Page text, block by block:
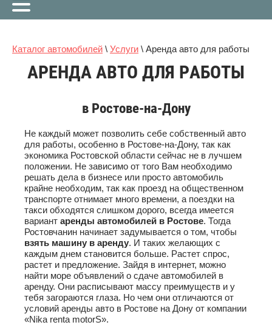
Каталог автомобилей \ Услуги \ Аренда авто для работы
АРЕНДА АВТО ДЛЯ РАБОТЫ
в Ростове-на-Дону
Не каждый может позволить себе собственный авто
для работы, особенно в Ростове-на-Дону, так как
экономика Ростовской области сейчас не в лучшем
положении. Не зависимо от того Вам необходимо
решать дела в бизнесе или просто автомобиль
крайне необходим, так как проезд на общественном
транспорте отнимает много времени, а поездки на
такси обходятся слишком дорого, всегда имеется
вариант аренды автомобилей в Ростове. Тогда
Ростовчанин начинает задумывается о том, чтобы
взять машину в аренду. И таких желающих с
каждым днем становится больше. Растет спрос,
растет и предложение. Зайдя в интернет, можно
найти море объявлений о сдаче автомобилей в
аренду. Они расписывают массу преимуществ и у
тебя загораются глаза. Но чем они отличаются от
условий аренды авто в Ростове на Дону от компании
«Nika renta motorS».